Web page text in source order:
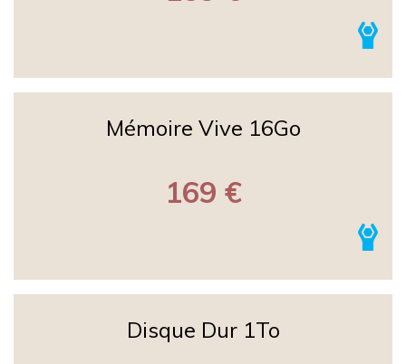
Mémoire Vive 16Go
169 €
Disque Dur 1To